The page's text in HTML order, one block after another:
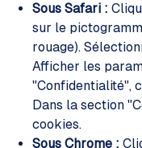
Sous Safari :
sur le
rouage).
Afficher les
"Confidentialité",
Dans la section
cookies.
Sous Chrome :